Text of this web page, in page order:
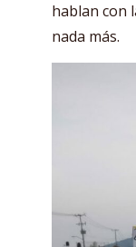
hablan con
nada más.